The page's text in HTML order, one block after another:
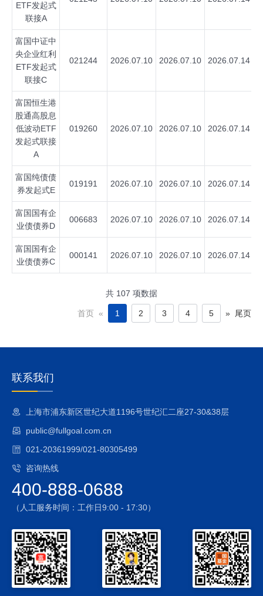
ETF发起式
联接A
富国中证中
央企业红利
ETF发起式
联接C
021244 2026.07.10 2026.07.10 2026.07.14
富国恒生港
股通高股息
低波动ETF
发起式联接
A
019260 2026.07.10 2026.07.10 2026.07.14
富国纯债债
券发起式E
019191 2026.07.10 2026.07.10 2026.07.14
富国国有企
业债债券D
006683 2026.07.10 2026.07.10 2026.07.14
富国国有企
业债债券C
000141 2026.07.10 2026.07.10 2026.07.14
共 107 项数据
首页 « 1 2 3 4 5 » 尾页
联系我们
上海市浦东新区世纪大道1196号世纪汇二座27-30&38层
public@fullgoal.com.cn
021-20361999/021-80305499
咨询热线
400-888-0688
（人工服务时间：工作日9:00 - 17:30）